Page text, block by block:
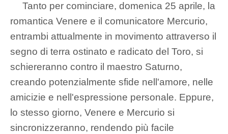
Tanto per cominciare, domenica 25 aprile, la
romantica Venere e il comunicatore Mercurio,
entrambi attualmente in movimento attraverso il
segno di terra ostinato e radicato del Toro, si
schiereranno contro il maestro Saturno,
creando potenzialmente sfide nell'amore, nelle
amicizie e nell'espressione personale. Eppure,
lo stesso giorno, Venere e Mercurio si
sincronizzeranno, rendendo più facile